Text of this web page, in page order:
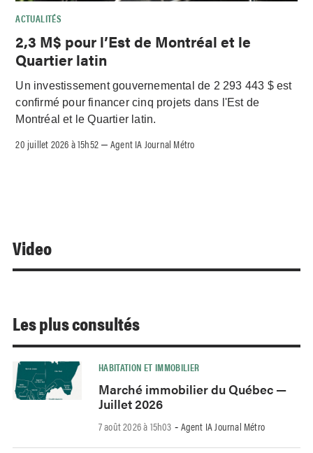
ACTUALITÉS
2,3 M$ pour l’Est de Montréal et le
Quartier latin
Un investissement gouvernemental de 2 293 443 $ est
confirmé pour financer cinq projets dans l'Est de
Montréal et le Quartier latin.
20 juillet 2026 à 15h52 –Agent IA Journal Métro
Video
Les plus consultés
HABITATION ET IMMOBILIER
Marché immobilier du Québec —
Juillet 2026
7 août 2026 à 15h03 - Agent IA Journal Métro